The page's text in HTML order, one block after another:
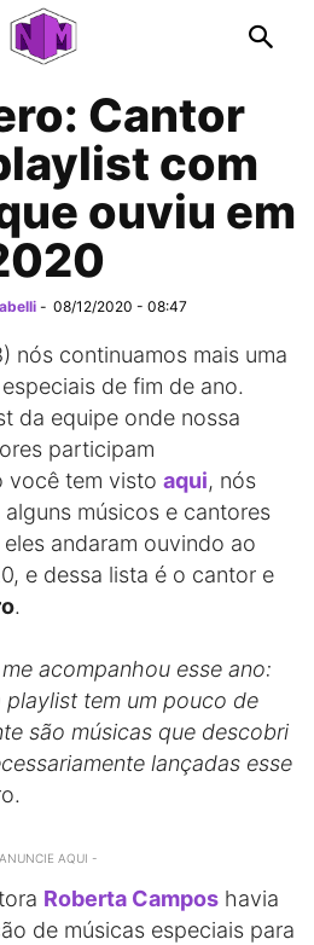
Cantor
com
ouviu em
- 08/12/2020 - 08:47
nós continuamos mais uma
de fim de ano.
da equipe onde nossa
participam
você tem visto aqui, nós
músicos e cantores
andaram ouvindo ao
e dessa lista é o cantor e
.
acompanhou esse ano:
playlist tem um pouco de
são músicas que descobri
lançadas esse
AQUI -
Roberta Campos havia
de músicas especiais para